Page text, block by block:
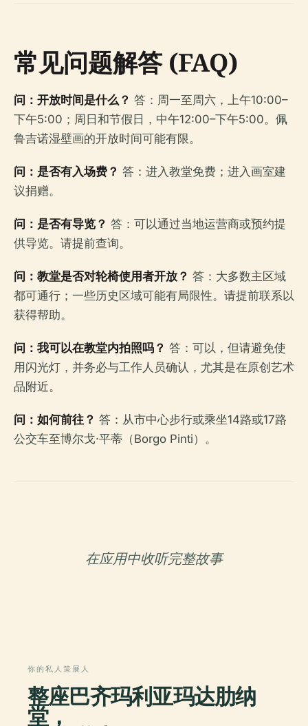
常见问题解答 (FAQ)
问：开放时间是什么？ 答：周一至周六，上午10:00–
下午5:00；周日和节假日，中午12:00–下午5:00。佩
鲁吉诺湿壁画的开放时间可能有限。
问：是否有入场费？ 答：进入教堂免费；进入画室建
议捐赠。
问：是否有导览？ 答：可以通过当地运营商或预约提
供导览。请提前查询。
问：教堂是否对轮椅使用者开放？ 答：大多数主区域
都可通行；一些历史区域可能有局限性。请提前联系以
获得帮助。
问：我可以在教堂内拍照吗？ 答：可以，但请避免使
用闪光灯，并务必与工作人员确认，尤其是在原创艺术
品附近。
问：如何前往？ 答：从市中心步行或乘坐14路或17路
公交车至博尔戈·平蒂（Borgo Pinti）。
在应用中收听完整故事
你的私人策展人
整座巴齐玛利亚玛达肋纳
堂，